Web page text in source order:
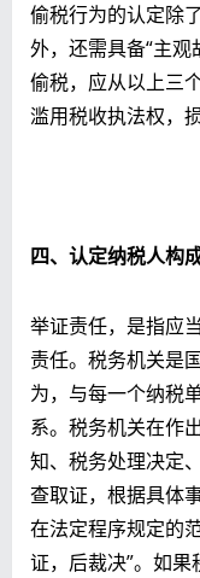
偷税行为的认定除
外，还需具备“主
偷税，应从以上三
滥用税收执法权，
四、认定纳税人构
举证责任，是指应
责任。税务机关是
为，与每一个纳税
系。税务机关在作
知、税务处理决定
查取证，根据具体
在法定程序规定的
证，后裁决”。如